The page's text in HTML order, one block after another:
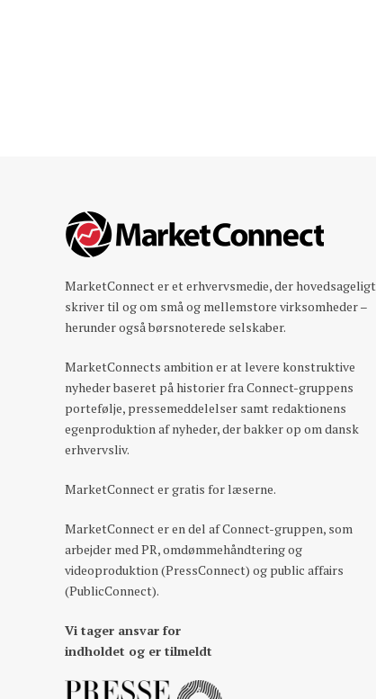
MarketConnect er et erhvervsmedie, der hovedsageligt
skriver til og om små og mellemstore virksomheder –
herunder også børsnoterede selskaber.
MarketConnects ambition er at levere konstruktive
nyheder baseret på historier fra Connect-gruppens
portefølje, pressemeddelelser samt redaktionens
egenproduktion af nyheder, der bakker op om dansk
erhvervsliv.
MarketConnect er gratis for læserne.
MarketConnect er en del af Connect-gruppen, som
arbejder med PR, omdømmehåndtering og
videoproduktion (PressConnect) og public affairs
(PublicConnect).
Vi tager ansvar for
indholdet og er tilmeldt